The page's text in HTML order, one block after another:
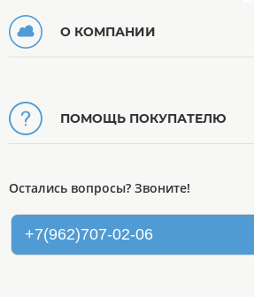
О КОМПАНИИ
ПОМОЩЬ ПОКУПАТЕЛЮ
Остались вопросы? Звоните!
+7(962)707-02-06